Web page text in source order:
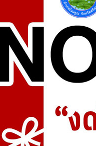
สำนักงานคณะกรรม
สำนักงานคณะกรร
ทุจริตในภาครัฐ